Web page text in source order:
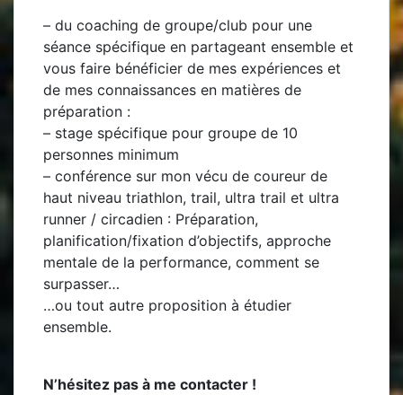
– du coaching de groupe/club pour une
séance spécifique en partageant ensemble et
vous faire bénéficier de mes expériences et
de mes connaissances en matières de
préparation :
– stage spécifique pour groupe de 10
personnes minimum
– conférence sur mon vécu de coureur de
haut niveau triathlon, trail, ultra trail et ultra
runner / circadien : Préparation,
planification/fixation d’objectifs, approche
mentale de la performance, comment se
surpasser…
…ou tout autre proposition à étudier
ensemble.
N’hésitez pas à me contacter !